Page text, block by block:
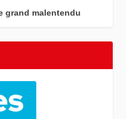
grand malentendu